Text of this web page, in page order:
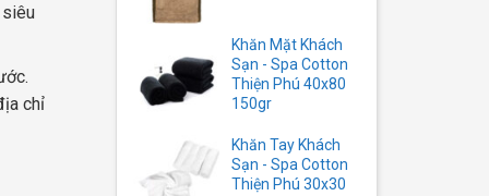
siêu
chỉ
Khăn Mặt Khách
Sạn - Spa Cotton
Thiện Phú 40x80
150gr
Khăn Tay Khách
Sạn - Spa Cotton
Thiện Phú 30x30